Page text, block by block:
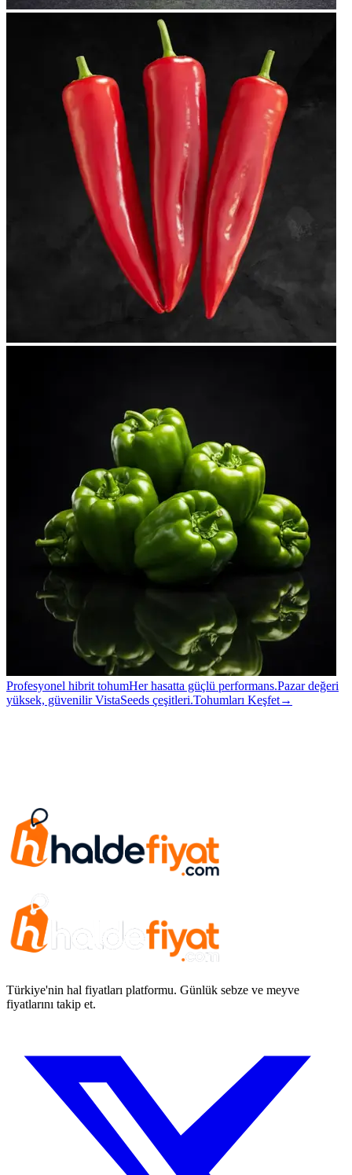
Profesyonel hibrit tohumHer hasatta güçlü performans.Pazar değeri
yüksek, güvenilir VistaSeeds çeşitleri.Tohumları Keşfet→
Türkiye'nin hal fiyatları platformu. Günlük sebze ve meyve
fiyatlarını takip et.